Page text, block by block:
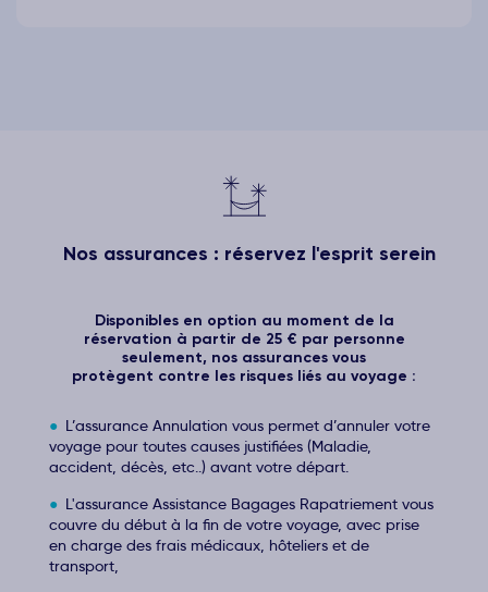
Nos assurances : réservez l'esprit serein
Disponibles en option au moment de la
réservation à partir de 25 € par personne
seulement, nos assurances vous
protègent contre les risques liés au voyage :
L’assurance Annulation vous permet d’annuler votre
voyage pour toutes causes justifiées (Maladie,
accident, décès, etc..) avant votre départ.
L'assurance Assistance Bagages Rapatriement vous
couvre du début à la fin de votre voyage, avec prise
en charge des frais médicaux, hôteliers et de
transport,